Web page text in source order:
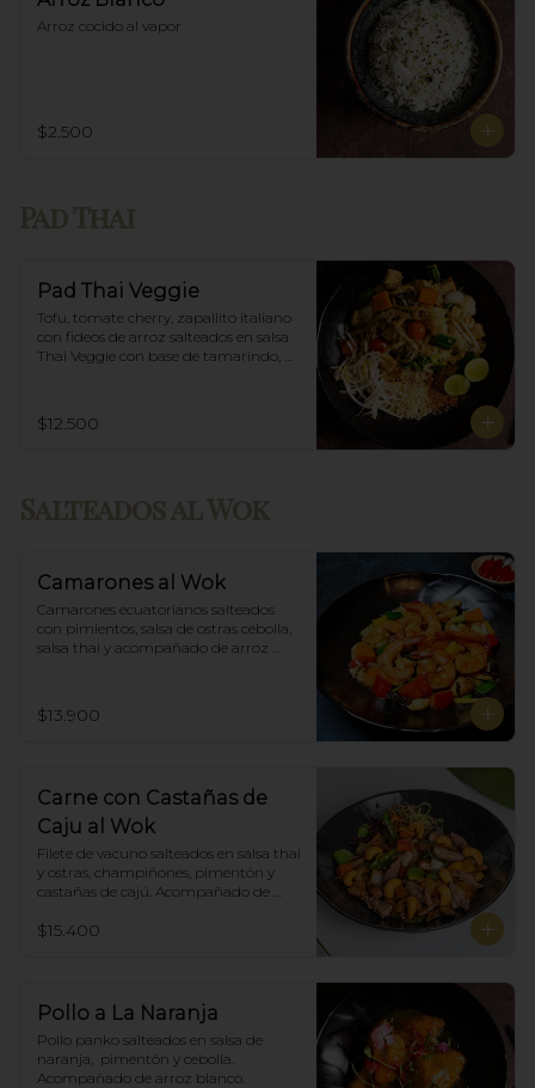
Arroz cocido al vapor
$2.500
Pad Thai Veggie
Tofu, tomate cherry, zapallito italiano
con fideos de arroz salteados en salsa
Thai Veggie con base de tamarindo,
$12.500
Salteados al Wok
Camarones al Wok
Camarones ecuatorianos salteados
con pimientos, salsa de ostras cebolla,
salsa thai y acompañado de arroz
$13.900
Carne con Castañas de
Caju al Wok
Filete de vacuno salteados en salsa thai
y ostras, champiñones, pimentón y
castañas de cajú. Acompañado de
$15.400
Pollo a La Naranja
Pollo panko salteados en salsa de
naranja,  pimentón y cebolla.
Acompañado de arroz blanco.